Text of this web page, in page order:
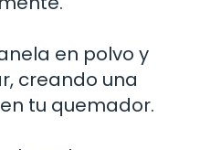
en polvo y
creando una
tu quemador.